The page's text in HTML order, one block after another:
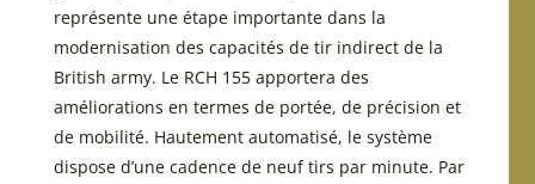
représente une étape importante dans la
modernisation des capacités de tir indirect de la
British army. Le RCH 155 apportera des
améliorations en termes de portée, de précision et
de mobilité. Hautement automatisé, le système
dispose d’une cadence de neuf tirs par minute. Par